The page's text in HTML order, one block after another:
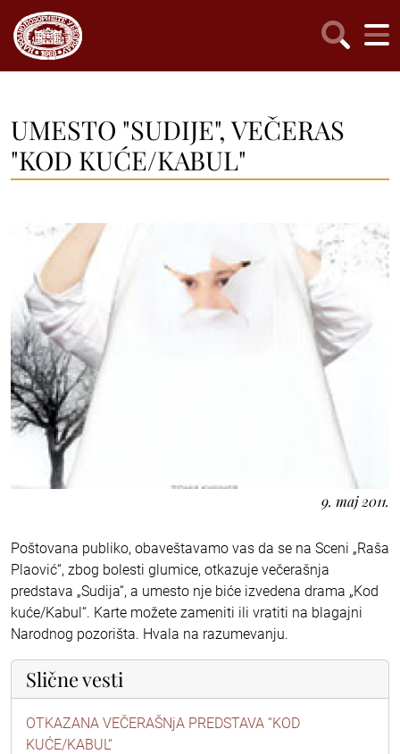
UMESTO "SUDIJE", VEČERAS
"KOD KUĆE/KABUL"
9. maj 2011.
Poštovana publiko, obaveštavamo vas da se na Sceni „Raša
Plaović“, zbog bolesti glumice, otkazuje večerašnja
predstava „Sudija“, a umesto nje biće izvedena drama „Kod
kuće/Kabul“. Karte možete zameniti ili vratiti na blagajni
Narodnog pozorišta. Hvala na razumevanju.
Slične vesti
OTKAZANA VEČERAŠNjA PREDSTAVA “KOD
KUĆE/KABUL“